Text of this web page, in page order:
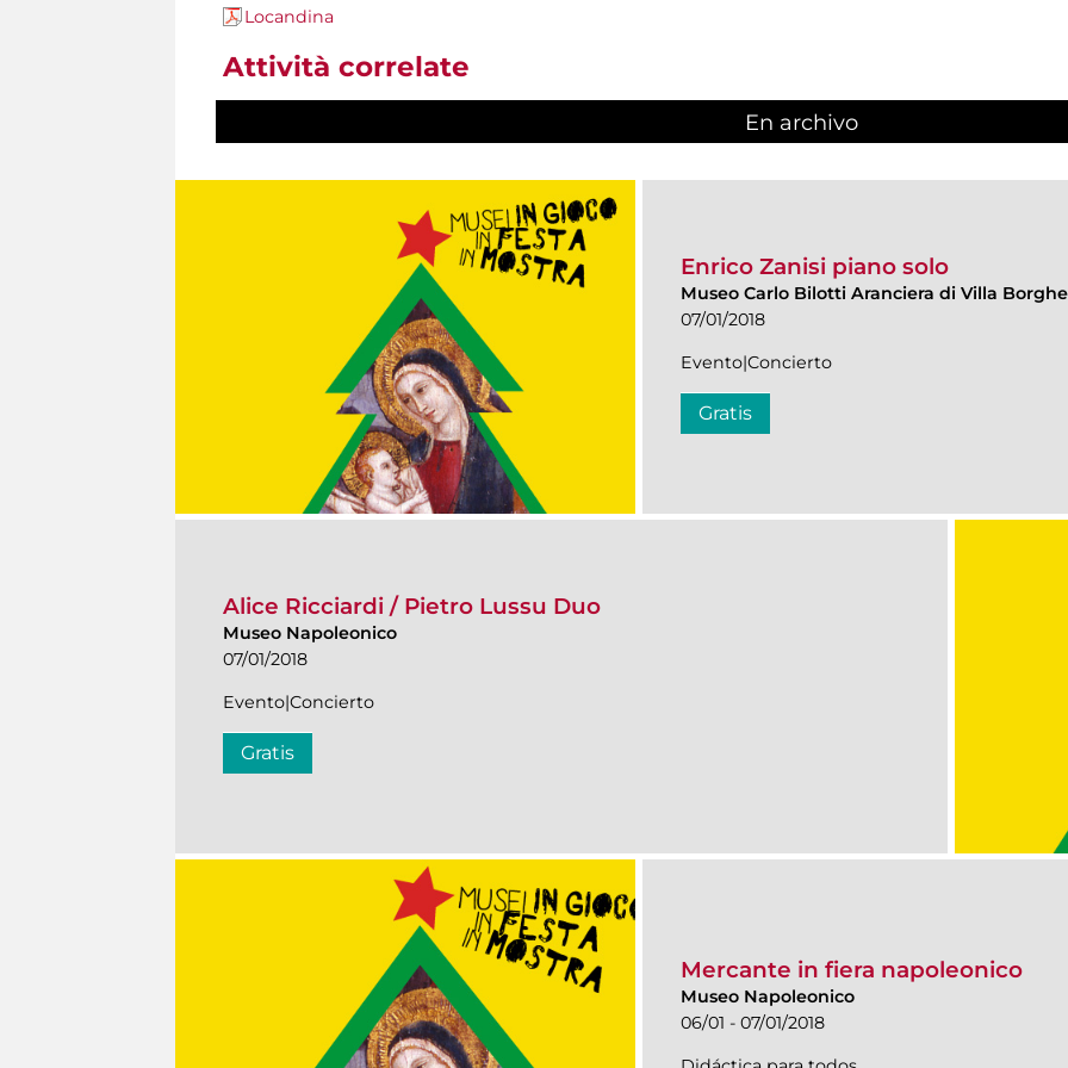
Locandina
Attività correlate
En archivo
Enrico Zanisi piano solo
Museo Carlo Bilotti Aranciera di Villa
07/01/2018
Evento|Concierto
Gratis
Alice Ricciardi / Pietro Lussu Duo
Museo Napoleonico
07/01/2018
Evento|Concierto
Gratis
Mercante in fiera napoleonico
Museo Napoleonico
06/01 - 07/01/2018